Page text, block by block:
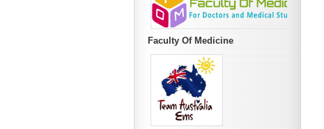
Faculty Of Medicine